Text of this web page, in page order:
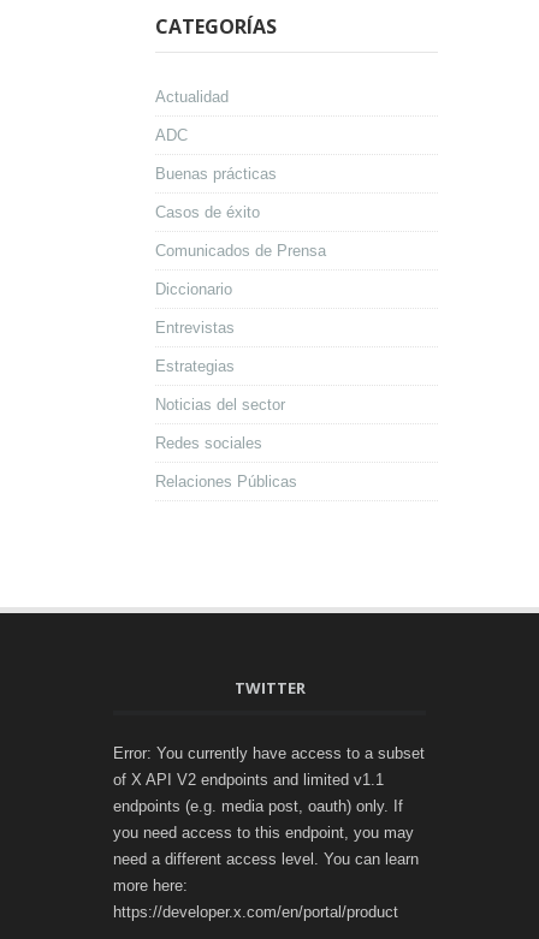
CATEGORÍAS
Actualidad
ADC
Buenas prácticas
Casos de éxito
Comunicados de Prensa
Diccionario
Entrevistas
Estrategias
Noticias del sector
Redes sociales
Relaciones Públicas
TWITTER
Error: You currently have access to a subset
of X API V2 endpoints and limited v1.1
endpoints (e.g. media post, oauth) only. If
you need access to this endpoint, you may
need a different access level. You can learn
more here:
https://developer.x.com/en/portal/product